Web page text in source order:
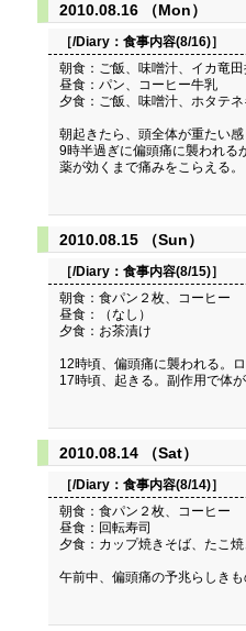
2010.08.16 （Mon）
［/Diary： 食事内容(8/16)］
朝食：ご飯、味噌汁、イカ竜
昼食：パン、コーヒー牛乳
夕食：ご飯、味噌汁、ホタテ
朝起きたら、頭全体が重たい
9時半過ぎに偏頭痛に襲われる
薬が効くまで痛みをこらえる。
2010.08.15 （Sun）
［/Diary： 食事内容(8/15)］
朝食：食パン２枚、コーヒー
昼食：（なし）
夕食：お茶漬け
12時頃、偏頭痛に襲われる。
17時頃、起きる。副作用で体が
2010.08.14 （Sat）
［/Diary： 食事内容(8/14)］
朝食：食パン２枚、コーヒー
昼食：回転寿司
夕食：カップ焼きそば、たこ焼
午前中、偏頭痛の予兆らしき